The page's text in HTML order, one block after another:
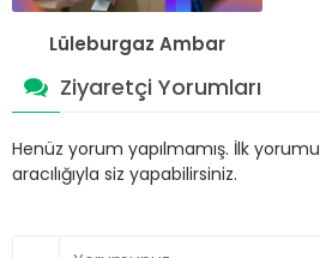
Lüleburgaz Ambar
Ziyaretçi Yorumları
Henüz yorum yapılmamış. İlk
aracılığıyla siz yapabilirsiniz.